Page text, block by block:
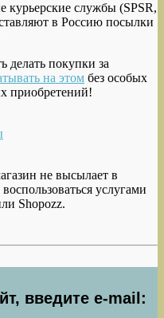
курьерские службы (SPSR,
в Россию посылки
покупки за
на этом без особых
приобретений!
не высылает в
услугами
Shopozz.
введите e-mail: